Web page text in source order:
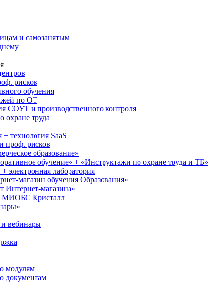
и самозанятым
рисков
обучения
по ОТ
СОУТ и производственного контроля
охране труда
+ технология SaaS
проф. рисков
образование»
обучение» + «Инструктажи по охране труда и ТБ»
электронная лаборатория
магазин обучения Образования»
Интернет-магазина»
МИОБС Кристалл
вебинары
модулям
документам